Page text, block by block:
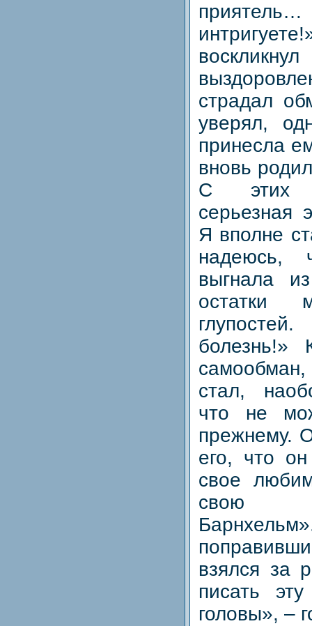
страдал
уверял,
принесла
вновь
С этих
серьезная
Я вполне
надеюсь,
выгнала
остатки
болезнь!»
стал,
что не
прежнему.
его, что
свое
свою
взялся за
писать
головы», –